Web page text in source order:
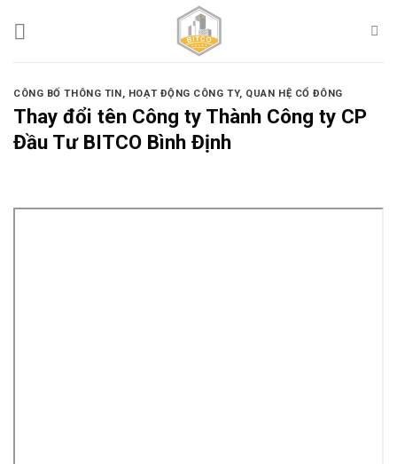
CÔNG BỐ THÔNG TIN, HOẠT ĐỘNG CÔNG TY, QUAN HỆ CỔ ĐÔNG
Thay đổi tên Công ty Thành Công ty CP
Đầu Tư BITCO Bình Định